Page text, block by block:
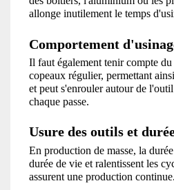
allonge inutilement le temps
Comportement
Il faut également tenir compte
copeaux régulier, permettant
et peut s'enrouler autour de
chaque passe.
Usure des outils et
En production de masse, la
durée de vie et ralentissent les
assurent une production